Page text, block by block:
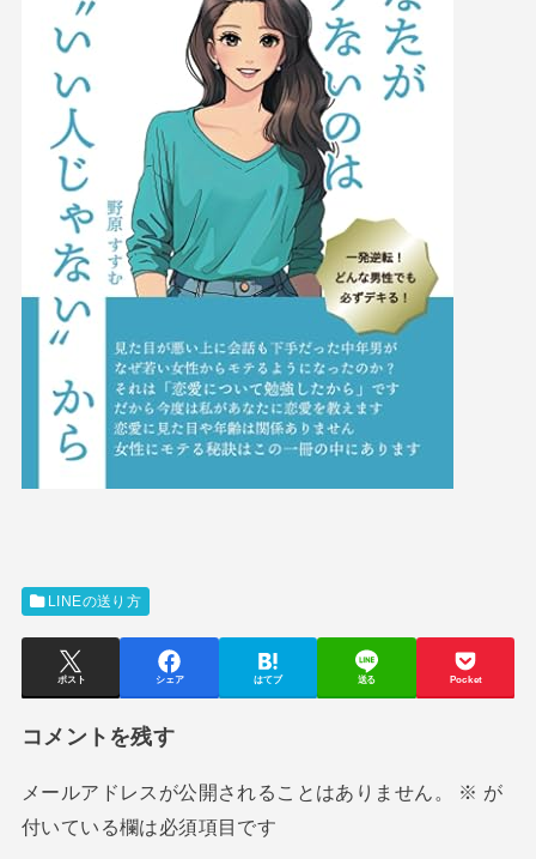
LINEの送り方
ポスト シェア はてブ 送る Pocket
コメントを残す
メールアドレスが公開されることはありません。 ※ が
付いている欄は必須項目です